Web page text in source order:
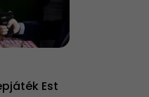
Est